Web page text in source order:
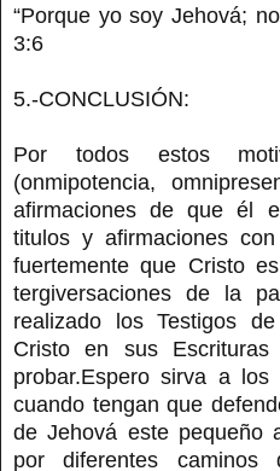
“Porque yo soy Jehová;
3:6
5.-CONCLUSIÓN:
Por todos estos
(onmipotencia,
afirmaciones de que él
titulos y afirmaciones
fuertemente que Cristo
tergiversaciones de la
realizado los Testigos
Cristo en sus
probar.Espero sirva a
cuando tengan que
de Jehová este pequeño
por diferentes